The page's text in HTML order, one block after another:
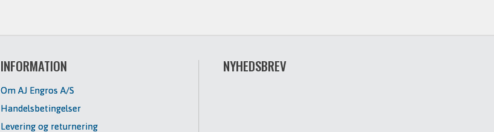
INFORMATION
Om AJ Engros A/S
Handelsbetingelser
Levering og returnering
NYHEDSBREV